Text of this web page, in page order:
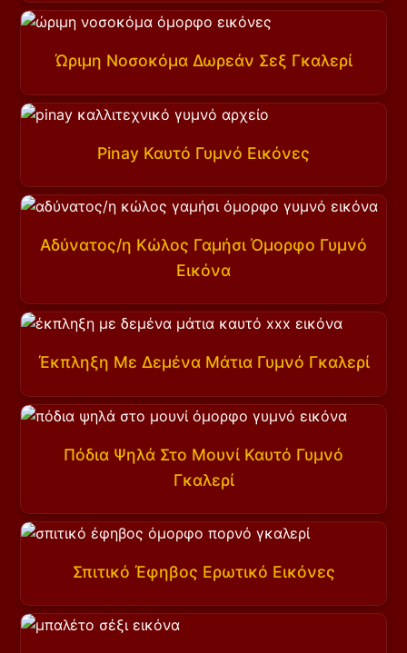
Ώριμη Νοσοκόμα Δωρεάν Σεξ Γκαλερί
Pinay Καυτό Γυμνό Εικόνες
Αδύνατος/η Κώλος Γαμήσι Όμορφο Γυμνό
Εικόνα
Έκπληξη Με Δεμένα Μάτια Γυμνό Γκαλερί
Πόδια Ψηλά Στο Μουνί Καυτό Γυμνό
Γκαλερί
Σπιτικό Έφηβος Ερωτικό Εικόνες